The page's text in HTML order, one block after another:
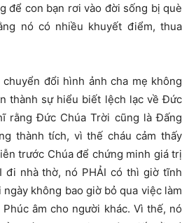
để con bạn rơi vào đời sống bị què
nó có nhiều khuyết điểm, thua
đổi hình ảnh cha mẹ không
thành sự hiểu biết lệch lạc về Đức
rằng Đức Chúa Trời cũng là Đấng
thành tích, vì thế cháu cảm thấy
trước Chúa để chứng minh giá trị
đi nhà thờ, nó PHẢI có thì giờ tĩnh
không bao giờ bỏ qua việc làm
Phúc âm cho người khác. Vì thế, nó